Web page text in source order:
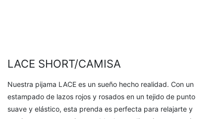
LACE SHORT/CAMISA
Nuestra pijama LACE es un sueño hecho realidad. Con un
estampado de lazos rojos y rosados en un tejido de punto
suave y elástico, esta prenda es perfecta para relajarte y